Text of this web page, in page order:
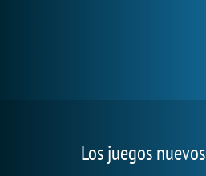
Los juegos nuevos